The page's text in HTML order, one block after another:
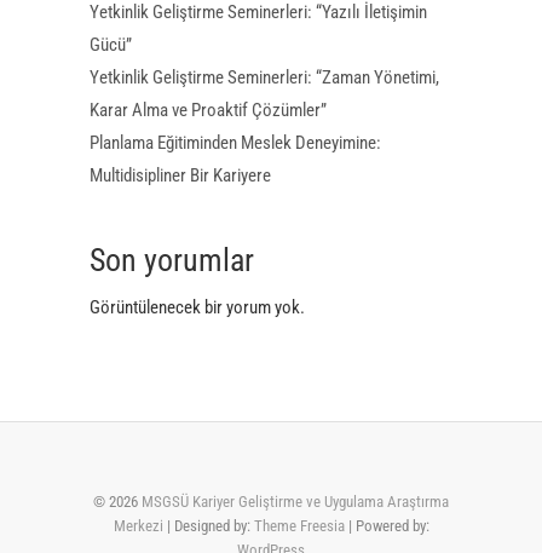
Yetkinlik Geliştirme Seminerleri: “Yazılı İletişimin
Gücü”
Yetkinlik Geliştirme Seminerleri: “Zaman Yönetimi,
Karar Alma ve Proaktif Çözümler”
Planlama Eğitiminden Meslek Deneyimine:
Multidisipliner Bir Kariyere
Son yorumlar
Görüntülenecek bir yorum yok.
© 2026 MSGSÜ Kariyer Geliştirme ve Uygulama Araştırma
Merkezi | Designed by: Theme Freesia| Powered by: